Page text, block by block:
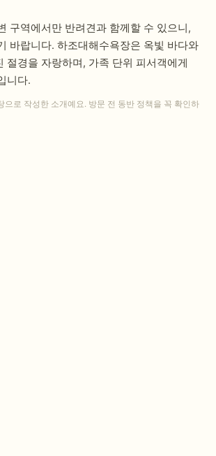
구역에서만 반려견과 함께할 수 있으니,
바랍니다. 하조대해수욕장은 옥빛 바다와
절경을 자랑하며, 가족 단위 피서객에게
니다.
으로 작성한 소개예요. 방문 전 동반 정책을 꼭 확인하